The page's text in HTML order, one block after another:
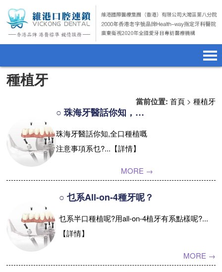
首頁home page
醫生介紹doctor introduction
醫療新聞medical news
orthodontics
收費標準charge standard
預約牙醫contact us
澳門電話預約
WhatsApp預約
種植牙
當前位置: 首頁> 種植牙
○ 珠海牙醫話你知，全口種植嘅注意事項系乜？
珠海牙醫話你知,全口種植嘅
注意事項系乜?...【詳情】
MORE →
○ 乜系All-on-4種牙呢？
乜系半口種植呢?用all-on-4植牙有系點樣呢?...
【詳情】
MORE →